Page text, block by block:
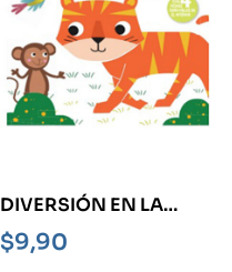
DIVERSIÓN EN LA
JUNGLA
$9,90